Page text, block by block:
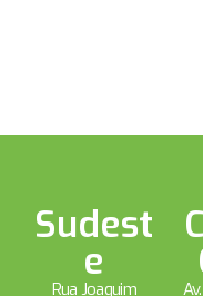
Sudest
e
Rua Joaquim